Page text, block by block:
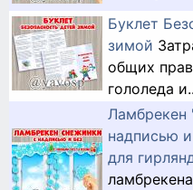
Буклет
зимой
общих
гололеда
Ламбрекен
надписью
для